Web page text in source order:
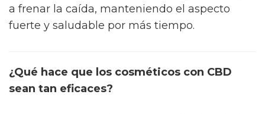
a frenar la caída, manteniendo el aspecto
fuerte y saludable por más tiempo.
¿Qué hace que los cosméticos con CBD
sean tan eficaces?